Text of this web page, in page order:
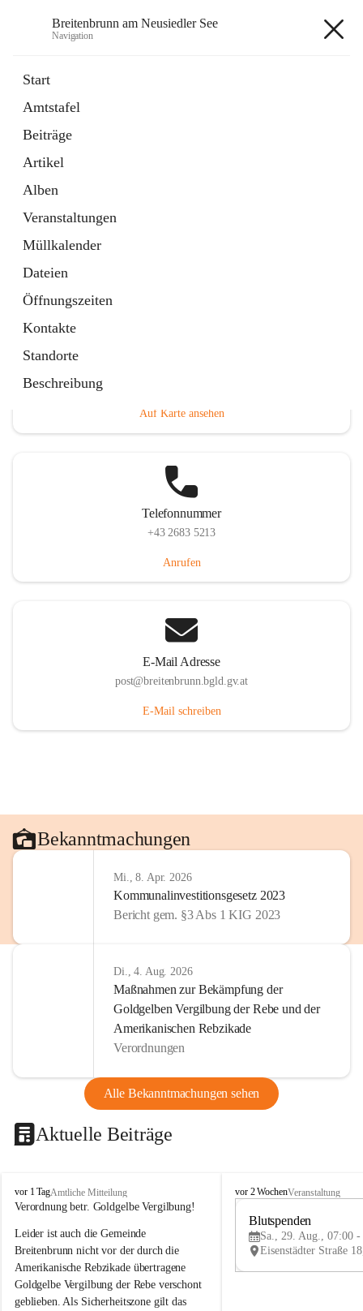
Breitenbrunn am Neusiedler See
Navigation
Start
Amtstafel
Beiträge
Artikel
Alben
Veranstaltungen
Müllkalender
Dateien
Öffnungszeiten
Kontakte
Standorte
Beschreibung
18 Schnellzugriffe
Gemeindeservice
Auf Karte ansehen
Telefonnummer
+43 2683 5213
Anrufen
E-Mail Adresse
post@breitenbrunn.bgld.gv.at
E-Mail schreiben
Bekanntmachungen
Mi., 8. Apr. 2026
Kommunalinvestitionsgesetz 2023
Bericht gem. §3 Abs 1 KIG 2023
Di., 4. Aug. 2026
Maßnahmen zur Bekämpfung der
Goldgelben Vergilbung der Rebe und der
Amerikanischen Rebzikade
Verordnungen
Alle Bekanntmachungen sehen
Aktuelle Beiträge
B
r
i
t
e
n
b
vor 1 TagAmtliche Mitteilung
Verordnung betr. Goldgelbe Vergilbung!
Leider ist auch die Gemeinde
Breitenbrunn nicht vor der durch die
Amerikanische Rebzikade übertragene
Goldgelbe Vergilbung der Rebe verschont
geblieben. Als Sicherheitszone gilt das
B
e
vor 2 WochenVeranstaltung
Blutspenden
Sa., 29. Aug., 07:00 -